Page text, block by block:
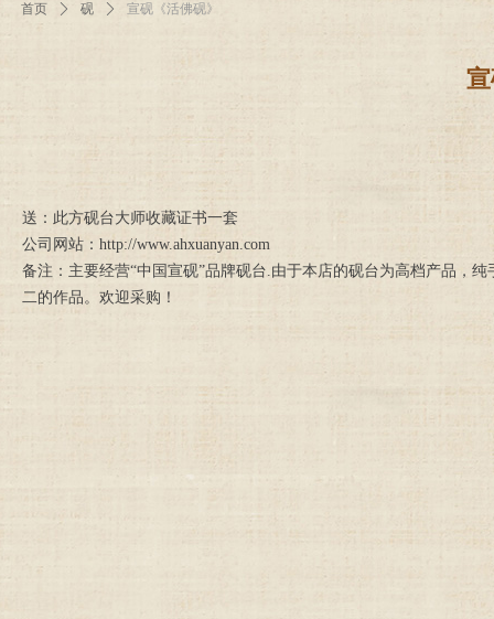
首页 ꄲ 砚 ꄲ 宣砚《活佛砚》
送：此方砚台大师收藏证书一套
公司网站：http://www.ahxuanyan.com
备注：主要经营“中国宣砚”品牌砚台.由于本店的砚台为高档产品，
二的作品。欢迎采购！